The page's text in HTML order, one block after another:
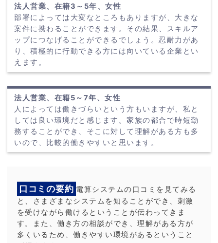
法人営業、在籍3～5年、女性
部署によっては大変なところもありますが、大きな
案件に携わることができます。その結果、スキルア
ップにつなげることができるでしょう。忍耐力があ
り、積極的に行動できる方には向いている企業とい
えます。
法人営業、在籍5～7年、女性
人によっては働きづらいという方もいますが、私と
しては良い環境だと感じます。家族の都合で時短勤
務することができ、そこに対して理解がある方も多
いので、比較的働きやすいと思います。
口コミの要約 電算システムの口コミを見てみる
と、さまざまなシステムを知ることができ、刺激
を受けながら働けるということが伝わってきま
す。また、働き方の相談ができ、理解がある方が
多くいるため、働きやすい環境があるということ